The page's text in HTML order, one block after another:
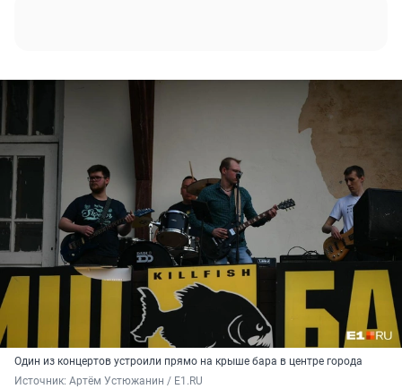
Один из концертов устроили прямо на крыше бара в центре города
Источник: Артём Устюжанин / E1.RU